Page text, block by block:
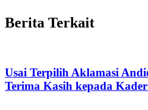
Berita Terkait
Usai Terpilih Aklamasi
Terima Kasih kepada